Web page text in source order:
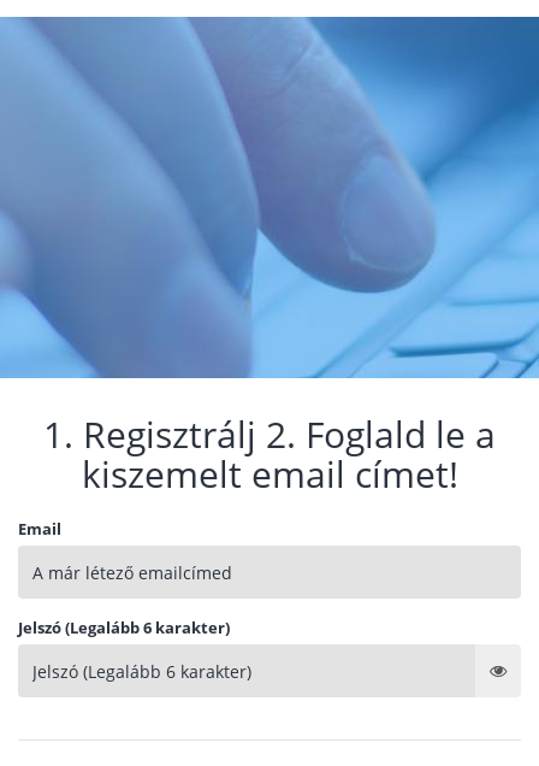
1. Regisztrálj 2. Foglald le a
kiszemelt email címet!
Email
Jelszó (Legalább 6 karakter)